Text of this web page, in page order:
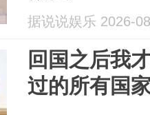
据说说娱乐 2026-
回国之后我
过的所有国